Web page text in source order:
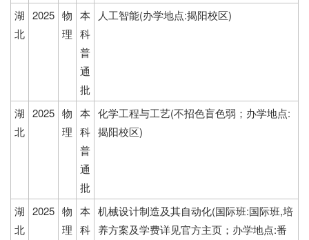
湖
北
2025 物
理
本
科
普
通
批
人工智能(办学地点:揭阳校区)
湖
北
2025 物
理
本
科
普
通
批
化学工程与工艺(不招色盲色弱；办学地点:
揭阳校区)
湖
北
2025 物
理
本
科
机械设计制造及其自动化(国际班:国际班,培
养方案及学费详见官方主页；办学地点:番